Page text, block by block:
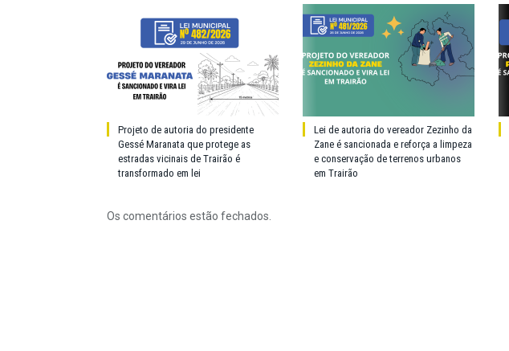
Projeto de autoria do presidente
Gessé Maranata que protege as
estradas vicinais de Trairão é
transformado em lei
Lei de autoria do vereador Zezinho da
Zane é sancionada e reforça a limpeza
e conservação de terrenos urbanos
em Trairão
Os comentários estão fechados.